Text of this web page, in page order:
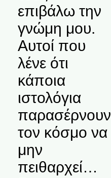
επιβάλω την
γνώμη μου.
Αυτοί που
λένε ότι
κάποια
ιστολόγια
παρασέρνουν
τον κόσμο να
μην
πειθαρχεί…